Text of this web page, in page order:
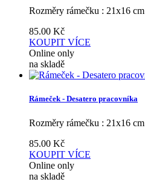
Rozměry rámečku : 21x16 cm
85.00 Kč
KOUPIT VÍCE
Online only
na skladě
Rámeček - Desatero pracovníka
Rozměry rámečku : 21x16 cm
85.00 Kč
KOUPIT VÍCE
Online only
na skladě